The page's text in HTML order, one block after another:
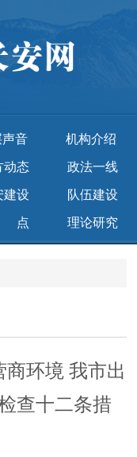
声音 机构介绍
动态 政法一线
建设 队伍建设
点 理论研究
环境 我市出
查十二条措